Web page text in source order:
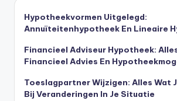
Hypotheekvormen Uitgelegd:
Annuïteitenhypotheek En Lineaire
Financieel Adviseur Hypotheek:
Financieel Advies En
Toeslagpartner Wijzigen: Alles Wat
Bij Veranderingen In Je Situatie